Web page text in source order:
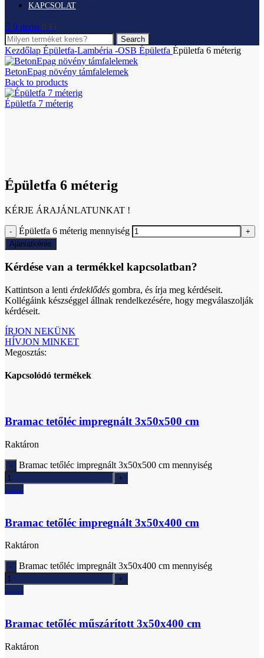
KAPCSOLAT
0 items 0 Ft
Search
Kezdőlap Épületfa-Lambéria -OSB Épületfa Épületfa 6 méterig
BetonEpag növény támfalelemek
Back to products
Épületfa 7 méterig
Épületfa 6 méterig
KÉRJE ÁRAJÁNLATUNKAT !
Épületfa 6 méterig mennyiség
Ajánlatkérés
Kérdése van a termékkel kapcsolatban?
Kattintson a lenti érdeklődés gombra, és írja meg kérdéseit.
Kollégáink készséggel állnak rendelkezésére, hogy megválaszolják
kérdéseit.
ÍRJON NEKÜNK
HÍVJON MINKET
Megosztás:
Kapcsolódó termékek
Bramac tetőléc impregnált 3x50x500 cm
Raktáron
Bramac tetőléc impregnált 3x50x500 cm mennyiség
Ajánlatkérés
Bramac tetőléc impregnált 3x50x400 cm
Raktáron
Bramac tetőléc impregnált 3x50x400 cm mennyiség
Ajánlatkérés
Bramac tetőléc műszárított 3x50x400 cm
Raktáron